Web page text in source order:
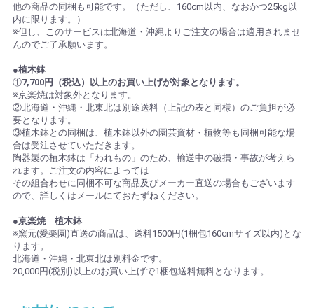
他の商品の同梱も可能です。（ただし、160cm以内、なおかつ25kg以
内に限ります。）
※但し、このサービスは北海道・沖縄よりご注文の場合は適用されませ
んのでご了承願います。
●植木鉢
①7,700円（税込）以上のお買い上げが対象となります。
※京楽焼は対象外となります。
②北海道・沖縄・北東北は別途送料（上記の表と同様）のご負担が必
要となります。
③植木鉢との同梱は、植木鉢以外の園芸資材・植物等も同梱可能な場
合は受注させていただきます。
陶器製の植木鉢は「われもの」のため、輸送中の破損・事故が考えら
れます。ご注文の内容によっては
その組合わせに同梱不可な商品及びメーカー直送の場合もございます
ので、詳しくはメールにておたずねください。
●京楽焼 植木鉢
※窯元(愛楽園)直送の商品は、送料1500円(1梱包160cmサイズ以内)とな
ります。
北海道・沖縄・北東北は別料金です。
20,000円(税別)以上のお買い上げで1梱包送料無料となります。